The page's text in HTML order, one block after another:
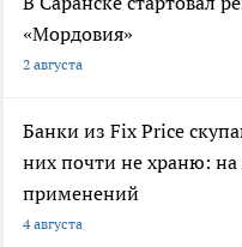
«Мордовия»
2 августа
Банки из Fix Price
них почти не храню:
применений
4 августа